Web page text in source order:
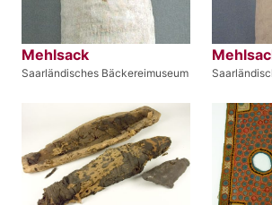
Mehlsack
Saarländisches Bäckereimuseum